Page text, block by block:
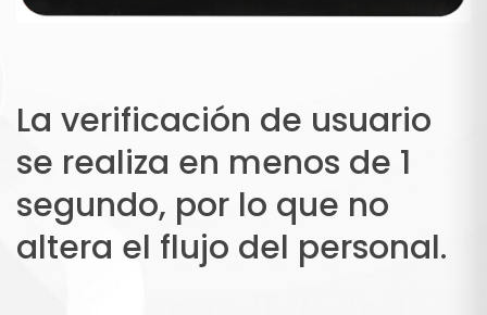
La verificación de usuario
se realiza en menos de 1
segundo, por lo que no
altera el flujo del personal.